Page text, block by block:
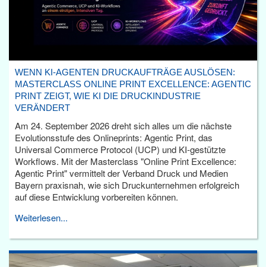
WENN KI-AGENTEN DRUCKAUFTRÄGE AUSLÖSEN:
MASTERCLASS ONLINE PRINT EXCELLENCE: AGENTIC
PRINT ZEIGT, WIE KI DIE DRUCKINDUSTRIE
VERÄNDERT
Am 24. September 2026 dreht sich alles um die nächste
Evolutionsstufe des Onlineprints: Agentic Print, das
Universal Commerce Protocol (UCP) und KI-gestützte
Workflows. Mit der Masterclass "Online Print Excellence:
Agentic Print" vermittelt der Verband Druck und Medien
Bayern praxisnah, wie sich Druckunternehmen erfolgreich
auf diese Entwicklung vorbereiten können.
Weiterlesen...